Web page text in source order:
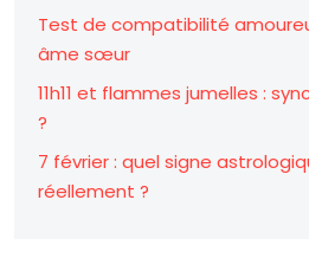
Test de compatibilité
âme sœur
11h11 et flammes jumelles :
?
7 février : quel signe
réellement ?